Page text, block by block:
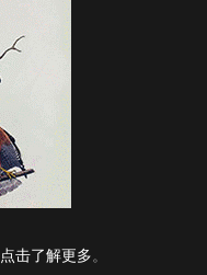
点击了解更多。